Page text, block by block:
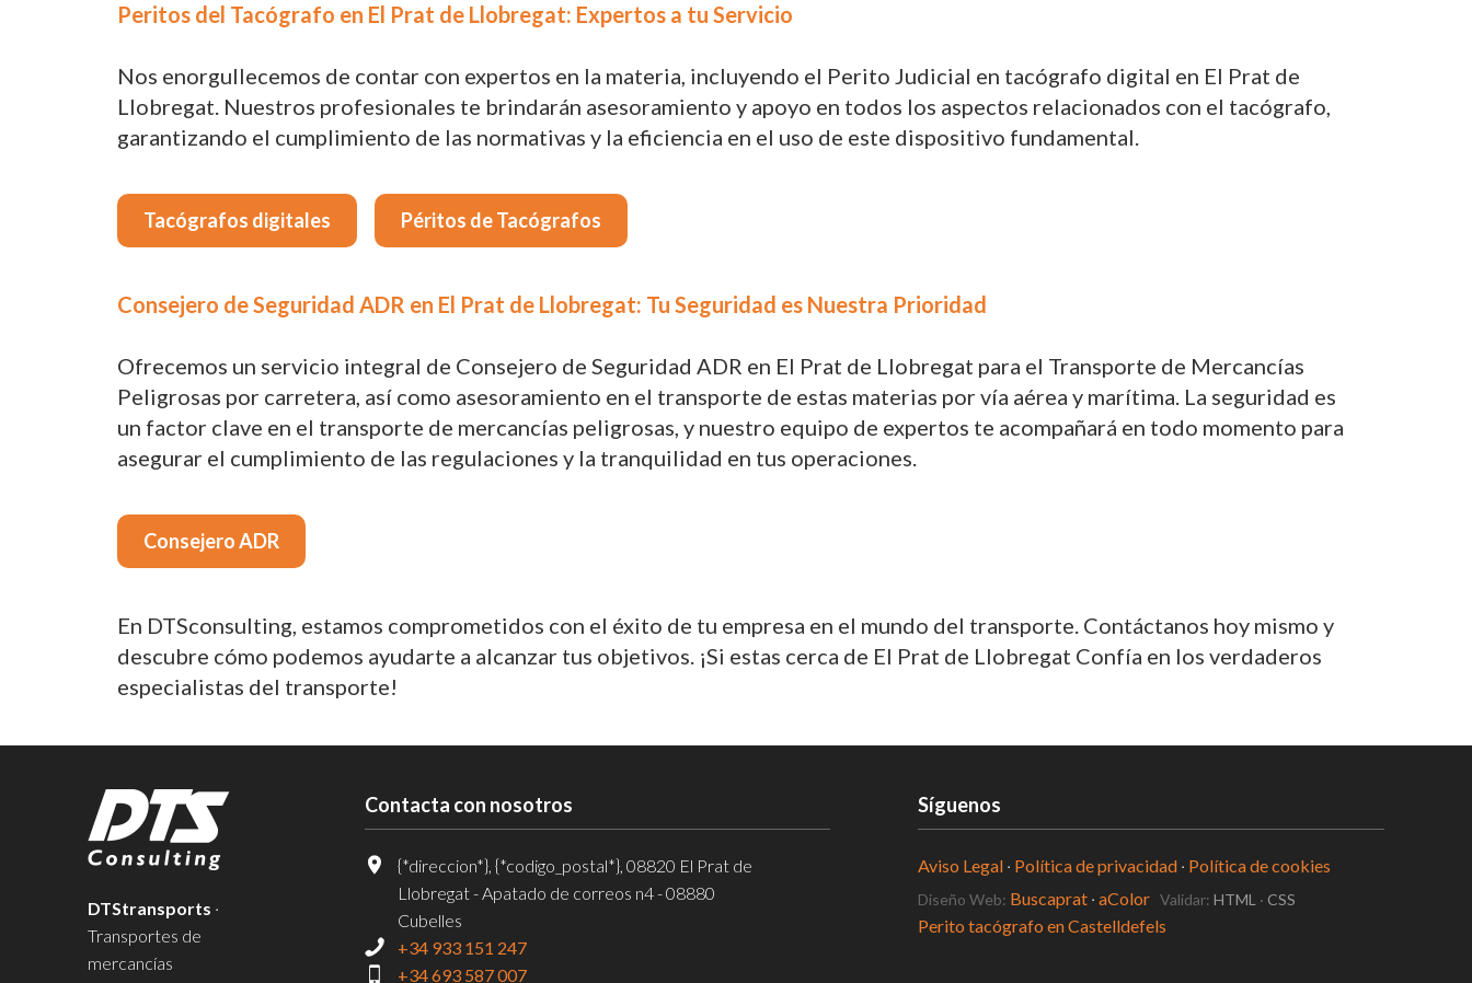
Peritos del Tacógrafo en El Prat de Llobregat: Expertos a tu Servicio
Nos enorgullecemos de contar con expertos en la materia, incluyendo el Perito Judicial en tacógrafo digital en El Prat de
Llobregat. Nuestros profesionales te brindarán asesoramiento y apoyo en todos los aspectos relacionados con el tacógrafo,
garantizando el cumplimiento de las normativas y la eficiencia en el uso de este dispositivo fundamental.
Tacógrafos digitales Péritos de Tacógrafos
Consejero de Seguridad ADR en El Prat de Llobregat: Tu Seguridad es Nuestra Prioridad
Ofrecemos un servicio integral de Consejero de Seguridad ADR en El Prat de Llobregat para el Transporte de Mercancías
Peligrosas por carretera, así como asesoramiento en el transporte de estas materias por vía aérea y marítima. La seguridad es
un factor clave en el transporte de mercancías peligrosas, y nuestro equipo de expertos te acompañará en todo momento para
asegurar el cumplimiento de las regulaciones y la tranquilidad en tus operaciones.
Consejero ADR
En DTSconsulting, estamos comprometidos con el éxito de tu empresa en el mundo del transporte. Contáctanos hoy mismo y
descubre cómo podemos ayudarte a alcanzar tus objetivos. ¡Si estas cerca de El Prat de Llobregat Confía en los verdaderos
especialistas del transporte!
DTStransports ·
Transportes de
mercancías
Contacta con nosotros
{*direccion*}, {*codigo_postal*}, 08820 El Prat de
Llobregat - Apatado de correos n4 - 08880
Cubelles
+34 933 151 247
+34 693 587 007
Síguenos
Aviso Legal · Política de privacidad · Política de cookies
Diseño Web: Buscaprat ·aColor Validar:HTML ·CSS
Perito tacógrafo en Castelldefels